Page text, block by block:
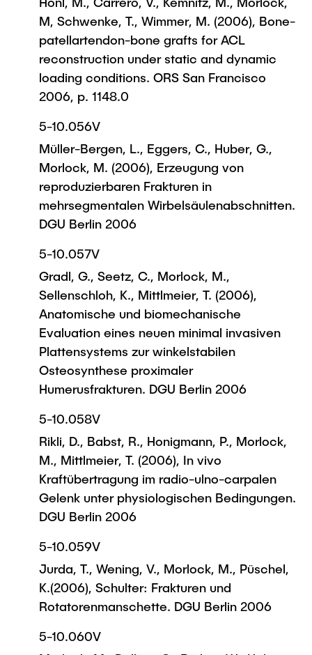
M, Schwenke, T., Wimmer, M. (2006), Bone-
patellartendon-bone grafts for ACL
reconstruction under static and dynamic
loading conditions. ORS San Francisco
2006, p. 1148.0
5-10.056V
Müller-Bergen, L., Eggers, C., Huber, G.,
Morlock, M. (2006), Erzeugung von
reproduzierbaren Frakturen in
mehrsegmentalen Wirbelsäulenabschnitten.
DGU Berlin 2006
5-10.057V
Gradl, G., Seetz, C., Morlock, M.,
Sellenschloh, K., Mittlmeier, T. (2006),
Anatomische und biomechanische
Evaluation eines neuen minimal invasiven
Plattensystems zur winkelstabilen
Osteosynthese proximaler
Humerusfrakturen. DGU Berlin 2006
5-10.058V
Rikli, D., Babst, R., Honigmann, P., Morlock,
M., Mittlmeier, T. (2006), In vivo
Kraftübertragung im radio-ulno-carpalen
Gelenk unter physiologischen Bedingungen.
DGU Berlin 2006
5-10.059V
Jurda, T., Wening, V., Morlock, M., Püschel,
K.(2006), Schulter: Frakturen und
Rotatorenmanschette. DGU Berlin 2006
5-10.060V